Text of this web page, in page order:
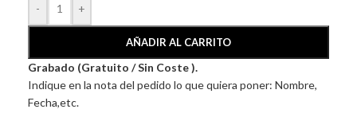
-
+
AÑADIR AL CARRITO
Grabado (Gratuito / Sin Coste ).
Indique en la nota del pedido lo que quiera poner: Nombre,
Fecha,etc.